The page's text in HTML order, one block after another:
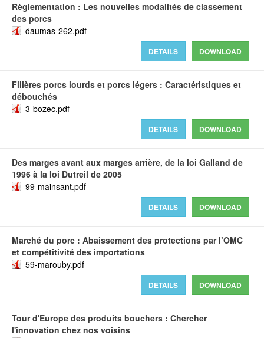
Règlementation : Les nouvelles modalités de classement
des porcs
daumas-262.pdf
DOWNLOAD
DETAILS
Filières porcs lourds et porcs légers : Caractéristiques et
débouchés
3-bozec.pdf
DOWNLOAD
DETAILS
Des marges avant aux marges arrière, de la loi Galland de
1996 à la loi Dutreil de 2005
99-mainsant.pdf
DOWNLOAD
DETAILS
Marché du porc : Abaissement des protections par l’OMC
et compétitivité des importations
59-marouby.pdf
DOWNLOAD
DETAILS
Tour d'Europe des produits bouchers : Chercher
l'innovation chez nos voisins